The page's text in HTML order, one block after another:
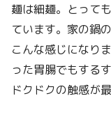
麺は細麺。とって
ています。家の鍋
こんな感じになり
った胃腸でもする
ドクドクの触感が最